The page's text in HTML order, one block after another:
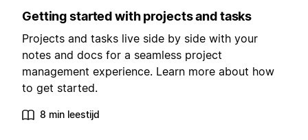
Getting started with projects and tasks
Projects and tasks live side by side with your
notes and docs for a seamless project
management experience. Learn more about how
to get started.
8 min leestijd